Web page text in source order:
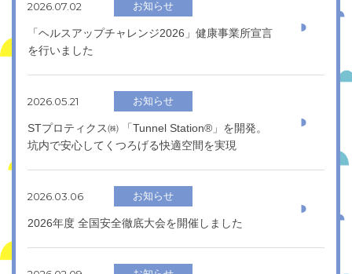
2026.07.02 お知らせ
「ヘルスアップチャレンジ2026」健康事業所宣言
を行いました
2026.05.21 お知らせ
STプロティクス㈱ 「Tunnel Station®」を開発。
坑内で安心してくつろげる快適空間を実現
2026.03.06 お知らせ
2026年度 全国安全徹底大会を開催しました